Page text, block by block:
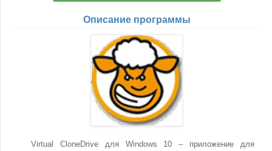
Описание программы
Virtual CloneDrive для Windows 10 – приложение для